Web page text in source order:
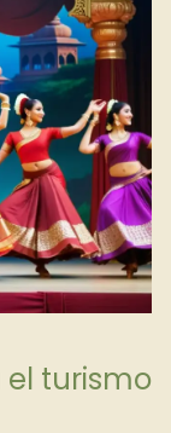
el turismo